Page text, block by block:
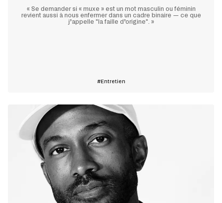
« Se demander si « muxe » est un mot masculin ou féminin
revient aussi à nous enfermer dans un cadre binaire — ce que
j’appelle "la faille d’origine". »
Entretien